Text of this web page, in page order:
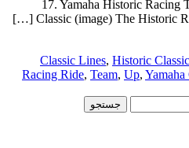
17. Yamaha Historic Racing
Classic (image) The Historic
Classic Lines, Historic Classic
Racing Ride, Team, Up, Yamaha